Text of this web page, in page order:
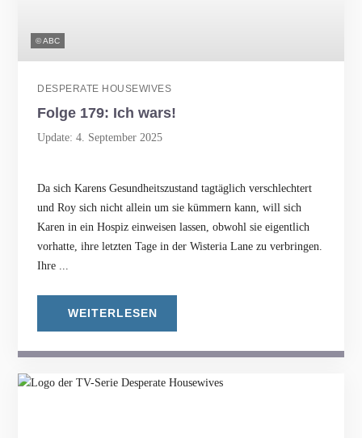
© ABC
DESPERATE HOUSEWIVES
Folge 179: Ich wars!
Update: 4. September 2025
Da sich Karens Gesundheitszustand tagtäglich verschlechtert
und Roy sich nicht allein um sie kümmern kann, will sich
Karen in ein Hospiz einweisen lassen, obwohl sie eigentlich
vorhatte, ihre letzten Tage in der Wisteria Lane zu verbringen.
Ihre ...
WEITERLESEN